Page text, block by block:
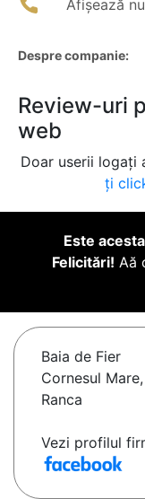
Afișează
Despre companie:
Review-uri
web
Doar userii logați
ți
Este
Felicitări! Aă
Baia de Fier
Cornesul
Ranca
Vezi profilul